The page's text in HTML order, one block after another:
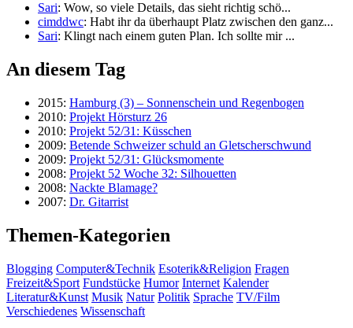
Sari: Wow, so viele Details, das sieht richtig schö...
cimddwc: Habt ihr da überhaupt Platz zwischen den ganz...
Sari: Klingt nach einem guten Plan. Ich sollte mir ...
An diesem Tag
2015: Hamburg (3) – Sonnenschein und Regenbogen
2010: Projekt Hörsturz 26
2010: Projekt 52/31: Küsschen
2009: Betende Schweizer schuld an Gletscherschwund
2009: Projekt 52/31: Glücksmomente
2008: Projekt 52 Woche 32: Silhouetten
2008: Nackte Blamage?
2007: Dr. Gitarrist
Themen-Kategorien
Blogging Computer&Technik Esoterik&Religion Fragen
Freizeit&Sport Fundstücke Humor Internet Kalender
Literatur&Kunst Musik Natur Politik Sprache TV/Film
Verschiedenes Wissenschaft